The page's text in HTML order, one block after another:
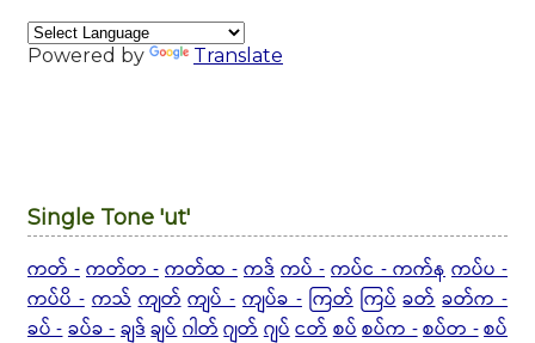
Powered by Translate
Single Tone 'ut'
ကတ် - ကတ်တ - ကတ်ထ - ကဒ် ကပ် - ကပ်င - ကက်န ကပ်ပ -
ကပ်ပိ - ကသ် ကျတ် ကျပ် - ကျပ်ခ - ကြတ် ကြပ် ခတ် ခတ်က -
ခပ် -ခပ်ခ -ချဒ်ချပ်ဂါတ်ဂျတ်ဂျပ်ငတ်စပ်စပ်က -စပ်တ -စပ်